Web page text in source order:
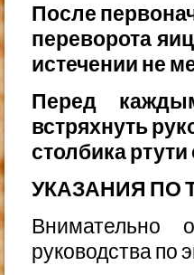
После
переворота
истечении не
Перед
встряхнуть
столбика
УКАЗАНИЯ ПО
Внимательно
руководства по